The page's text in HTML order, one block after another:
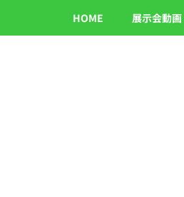
HOME 展示会動画